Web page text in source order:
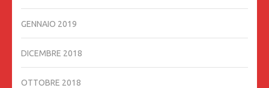
GENNAIO 2019
DICEMBRE 2018
OTTOBRE 2018